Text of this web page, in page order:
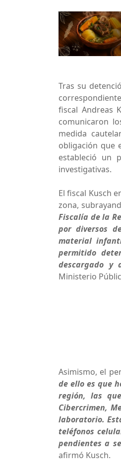
Tras su
fiscal Andreas
comunicaron
medida
obligación que
estableció un
investigativas.
El fiscal Kusch
zona,
Fiscalía de la
por diversos
material
permitido
descargado y
Ministerio
Asimismo, el
de ello es que
región, las
Cibercrimen,
laboratorio.
teléfonos
pendientes a
afirmó Kusch.